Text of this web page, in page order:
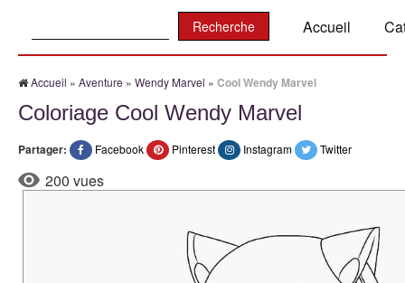
Accueil
Accueil » Aventure » Wendy Marvel » Cool Wendy Marvel
Coloriage Cool Wendy Marvel
Partager: Facebook Pinterest Instagram Twitter
200 vues